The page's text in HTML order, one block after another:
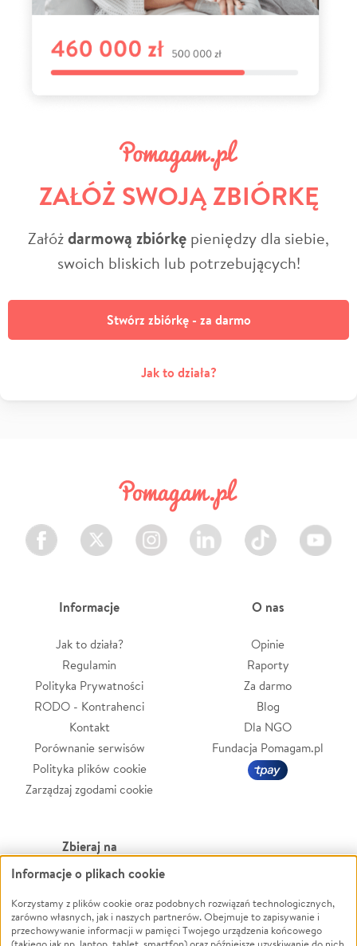
ZAŁÓŻ SWOJĄ ZBIÓRKĘ
Załóżdarmową zbiórkę pieniędzy dla siebie,
swoich bliskich lub potrzebujących!
Stwórz zbiórkę - za darmo
Jak to działa?
Facebook Twitter Instagram LinkedIn TikTok Youtube
Informacje
Jak to działa?
Regulamin
Polityka Prywatności
RODO - Kontrahenci
Kontakt
Porównanie serwisów
Polityka plików cookie
Zarządzaj zgodami cookie
O nas
Opinie
Raporty
Za darmo
Blog
Dla NGO
Fundacja Pomagam.pl
Zbieraj na
Leczenie
Zwierzęta
Pożar
Powódź
Wichura
Informacje o plikach cookie
Korzystamy z plików cookie oraz podobnych rozwiązań technologicznych,
zarówno własnych, jak i naszych partnerów. Obejmuje to zapisywanie i
przechowywanie informacji w pamięci Twojego urządzenia końcowego